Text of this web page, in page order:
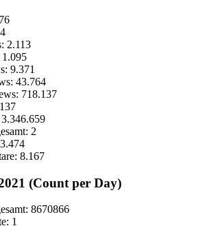
76
2.113
1.095
9.371
43.764
718.137
3.346.659
2
3.474
8.167
(Count per Day)
8670866
1